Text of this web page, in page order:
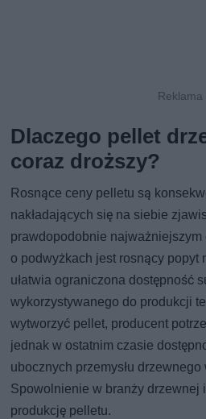
Dlaczego pellet
coraz droższy?
Rosnące ceny pelletu są
nakładających się na siebie
prawdopodobnie
o podwyżkach jest rosnący popyt
ułatwia ograniczona dostępność
wykorzystywanego do produkcji
wytworzyć pellet, producent
jednak w ostatnim czasie
ubocznych przemysłu drzewnego
Spowolnienie w branży drzewnej
produkcję pelletu.